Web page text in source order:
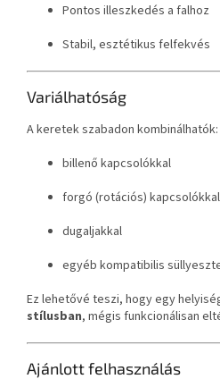
Pontos illeszkedés a falhoz
Stabil, esztétikus felfekvés
Variálhatóság
A keretek szabadon kombinálhatók:
billenő kapcsolókkal
forgó (rotációs) kapcsolókkal
dugaljakkal
egyéb kompatibilis
Ez lehetővé teszi, hogy egy
stílusban, mégis funkcionálisan
Ajánlott felhasználás